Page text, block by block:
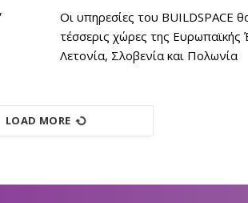
Οι υπηρεσίες του BUILDSPACE
τέσσερις χώρες της
Λετονία, Σλοβενία και Πολωνία
LOAD MORE